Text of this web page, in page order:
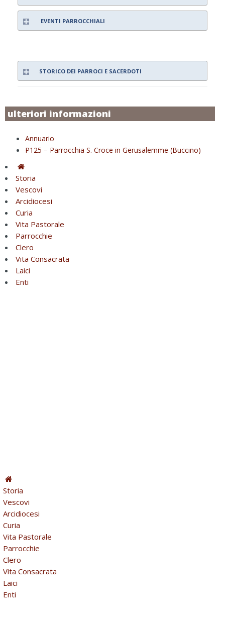
EVENTI PARROCCHIALI
STORICO DEI PARROCI E SACERDOTI
ulteriori informazioni
Annuario
P125 – Parrocchia S. Croce in Gerusalemme (Buccino)
Storia
Vescovi
Arcidiocesi
Curia
Vita Pastorale
Parrocchie
Clero
Vita Consacrata
Laici
Enti
Storia
Vescovi
Arcidiocesi
Curia
Vita Pastorale
Parrocchie
Clero
Vita Consacrata
Laici
Enti